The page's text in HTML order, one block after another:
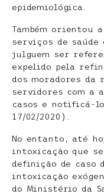
epidemiológica.
Também orientou
serviços de saúde
julguem ser
expelido pela
dos moradores
servidores com a
casos e notificá-
17/02/2020).
No entanto, até
intoxicação que
definição de caso
intoxicação
do Ministério da